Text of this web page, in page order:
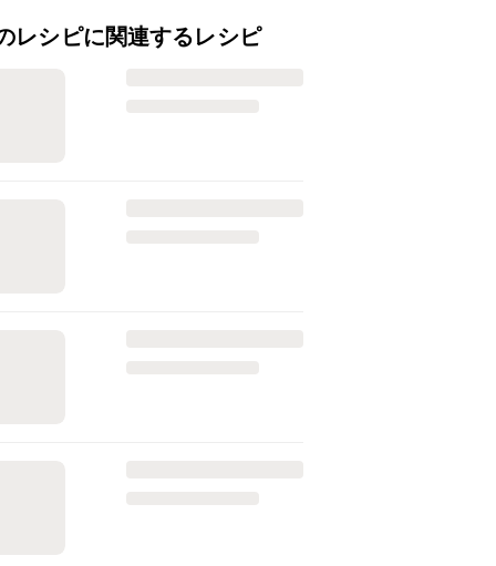
レシピに関連するレシピ